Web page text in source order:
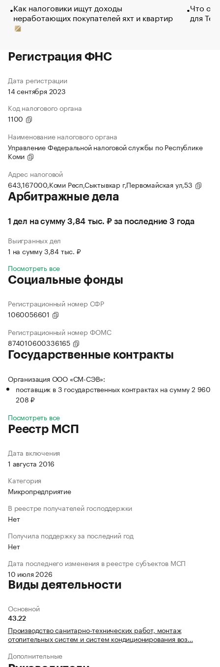
Как налоговики ищут доходы
неработающих покупателей яхт и квартир
Что
для
Регистрация ФНС
Дата регистрации
14 сентября 2023
Код налогового органа
1100
Наименование налогового органа
Управление Федеральной налоговой службы по Республике
Коми
Адрес налоговой
643,167000,Коми Респ,Сыктывкар г,Первомайская ул,53
Арбитражные дела
1 дел на сумму 3,84 тыс. ₽ за последние 3 года
Выигранных дел
1 на сумму 3,84 тыс. ₽
Посмотреть все
Социальные фонды
Регистрационный номер СФР
1060056601
Регистрационный номер ФОМС
874010600336165
Государственные контракты
Организация ООО «СМ-СЭВ»:
поставщик в 3 государственных контрактах на сумму 2 960
208 ₽
Посмотреть все
Реестр МСП
Дата включения
1 августа 2016
Категория
Микропредприятие
В реестре получателей господдержки
Нет
Получила поддержку за последний год
Нет
Дата последнего изменения в реестре субъектов МСП
10 июля 2026
Виды деятельности
Основной
43.22
Производство санитарно-технических работ, монтаж
отопительных систем и систем кондиционирования воз…
Дополнительные